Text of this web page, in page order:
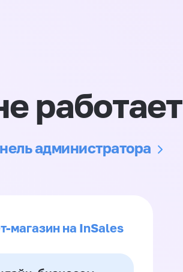
работает
администратора
магазин на InSales